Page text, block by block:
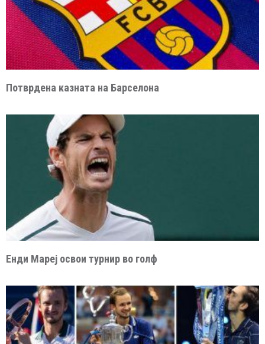
Потврдена казната на Барселона
Енди Мареј освои турнир во голф